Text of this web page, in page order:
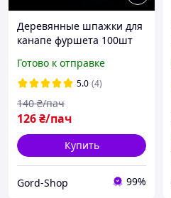
Деревянные шпажки для
канапе фуршета 100шт
канапок украшения,
десертов закусок
бутербродов фруктов
кейтеринга
Готово к отправке
5.0 (4)
126₴/пач
140 ₴/пач
Купить
Gord-Shop 99%